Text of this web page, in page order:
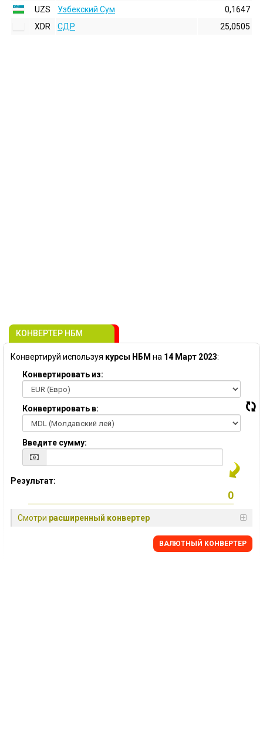
UZS
Узбекский Сум
0,1647
XDR
СДР 25,0505
КОНВЕРТЕР НБМ
Конвертируй используя курсы НБМ на 14 Март 2023:
Конвертировать из:
Конвертировать в:
Введите сумму:
Результат:
Смотри расширенный конвертер
BАЛЮТНЫЙ KОНВЕРТЕР